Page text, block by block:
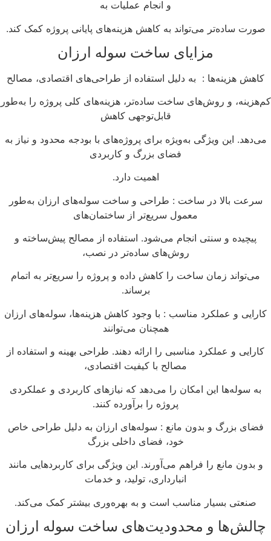
و انجام عملیات به
صورت ساده‌تر می‌تواند به کاهش هزینه‌های پایانی پروژه کمک کند.
مزایای ساخت سوله ارزان
کاهش هزینه‌ها : به دلیل استفاده از طراحی‌های اقتصادی، مصالح
و روش‌های ساخت ساده‌تر، هزینه‌های کلی پروژه را به‌طور
قابل‌توجهی کاهش
می‌دهد. این ویژگی به‌ویژه برای پروژه‌های با بودجه محدود و نیاز به
فضای بزرگ و کاربردی
اهمیت دارد.
سرعت بالا در ساخت : طراحی و ساخت سوله‌های ارزان به‌طور
معمول سریع‌تر از ساختمان‌های
پیچیده و سنتی انجام می‌شود. استفاده از مصالح پیش‌ساخته و
روش‌های ساده‌تر در نصب،
می‌تواند زمان ساخت را کاهش داده و پروژه را سریع‌تر به اتمام
برساند.
کارایی و عملکرد مناسب : با وجود کاهش هزینه‌ها، سوله‌های ارزان
همچنان می‌توانند
کارایی و عملکرد مناسبی را ارائه دهند. طراحی بهینه و استفاده از
مصالح با کیفیت اقتصادی،
به سوله‌ها این امکان را می‌دهد که نیازهای کاربردی و عملکردی
پروژه را برآورده کنند.
فضای بزرگ و بدون مانع : سوله‌های ارزان به دلیل طراحی خاص
خود، فضای داخلی بزرگ
و بدون مانع را فراهم می‌آورند. این ویژگی برای کاربردهایی مانند
انبارداری، تولید، و خدمات
صنعتی بسیار مناسب است و به بهره‌وری بیشتر کمک می‌کند.
چالش‌ها و محدودیت‌های ساخت سوله ارزان